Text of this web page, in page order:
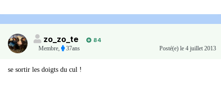
zo_zo_te
84
Membre, 37ans Posté(e) le 4 juillet 2013
se sortir les doigts du cul !